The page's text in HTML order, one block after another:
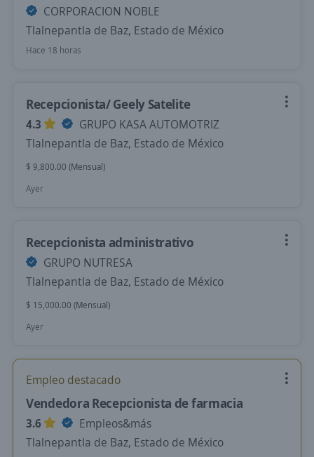
CORPORACION NOBLE
Tlalnepantla de Baz, Estado de México
Hace 18 horas
Recepcionista/ Geely Satelite
4.3
GRUPO KASA AUTOMOTRIZ
Tlalnepantla de Baz, Estado de México
$ 9,800.00 (Mensual)
Ayer
Recepcionista administrativo
GRUPO NUTRESA
Tlalnepantla de Baz, Estado de México
$ 15,000.00 (Mensual)
Ayer
Empleo destacado
Vendedora Recepcionista de farmacia
3.6
Empleos&más
Tlalnepantla de Baz, Estado de México